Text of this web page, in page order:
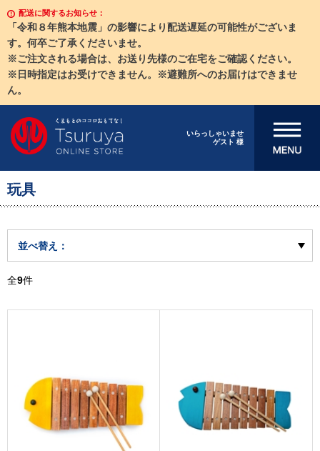
配送に関するお知らせ：
「令和８年熊本地震」の影響により配送遅延の可能性がございま
す。何卒ご了承くださいませ。
※ご注文される場合は、お送り先様のご在宅をご確認ください。
※日時指定はお受けできません。※避難所へのお届けはできませ
ん。
いらっしゃいませ
ゲスト 様
メニューを開
玩具
並べ替え：
全9件